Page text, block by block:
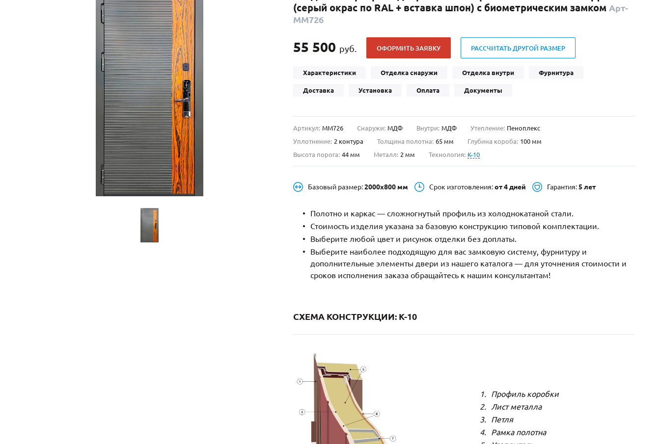
С выдавленным рисунком(35)
(571)
С геометрическим рисунком(46)
С реечным дизайном(29)
Для дачи
Для бани
Для общественных зданий
Для магазина
Для электрощитовой
В лифтовые холлы
С отбойником (91)
С импостами(73)
С карнизом (207)
Нестандартные(479)
С фрамугой(265)
С внутренним открыванием(2)
(серый окрас по RAL + вставка шпон) с биометрическим замком Арт-
ММ726
55 500 руб. ОФОРМИТЬ ЗАЯВКУ РАССЧИТАТЬ ДРУГОЙ РАЗМЕР
Характеристики Отделка снаружи Отделка внутри Фурнитура
Доставка Установка Оплата Документы
Артикул: ММ726 Снаружи: МДФ Внутри: МДФ Утепление: Пеноплекс
Уплотнение: 2 контура Толщина полотна: 65 мм Глубина короба: 100 мм
Высота порога: 44 мм Металл: 2 мм Технология: K-10
Базовый размер:2000х800 мм Срок изготовления:от 4 дней Гарантия:5 лет
Полотно и каркас — сложногнутый профиль из холоднокатаной стали.
Стоимость изделия указана за базовую конструкцию типовой комплектации.
Выберите любой цвет и рисунок отделки без доплаты.
Выберите наиболее подходящую для вас замковую систему, фурнитуру и
дополнительные элементы двери из нашего каталога — для уточнения стоимости и
сроков исполнения заказа обращайтесь к нашим консультантам!
СХЕМА КОНСТРУКЦИИ: K-10
Профиль коробки
Лист металла
Петля
Рамка полотна